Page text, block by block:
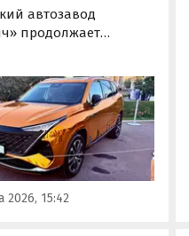
автозавод
продолжает
растет. На днях
фестивале
на ВДНХ в
числе прочих
«Москвича» был
семиместный
М90.
2026, 15:42